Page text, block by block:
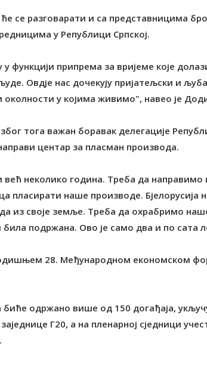
се разговарати и са представницима
у Републици Српској.
функцији припрема за вријеме које
Овдје нас дочекују пријатељски и
околности у којима живимо", навео је
због тога важан боравак делегације
центар за пласман производа.
неколико година. Треба да направимо
пласирати наше производе.
из своје земље. Треба да охрабримо
била подржана. Ово је само два и по сата
28. Међународном економском
одржано више од 150 догађаја,
Г20, а на пленарној сједници